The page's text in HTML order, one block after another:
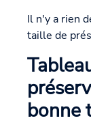
Il n'y a rien
taille de
bonne